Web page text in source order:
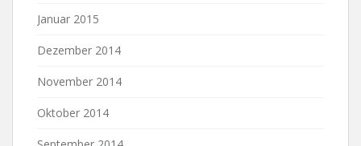
Januar 2015
Dezember 2014
November 2014
Oktober 2014